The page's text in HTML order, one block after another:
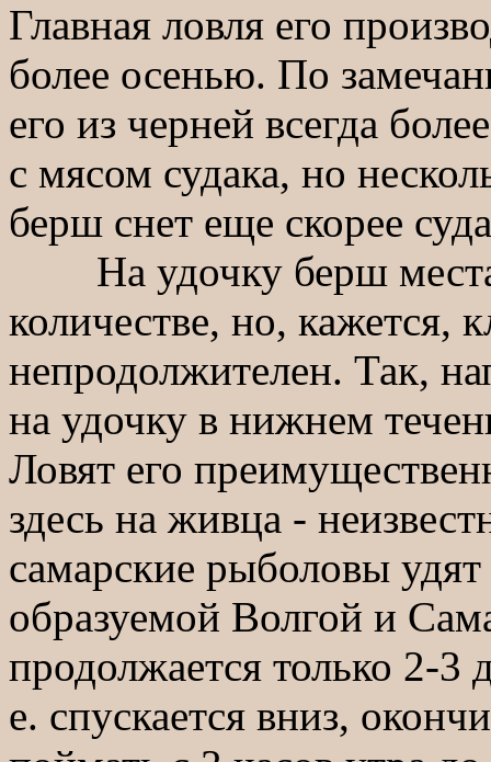
Главная ловля его
более осенью. По
его из черней всегда
с мясом судака, но
берш снет еще скорее
На удочку берш
количестве, но, кажется,
непродолжителен. Так,
на удочку в нижнем
Ловят его
здесь на живца -
самарские рыболовы
образуемой Волгой и
продолжается только 2-3
е. спускается вниз,